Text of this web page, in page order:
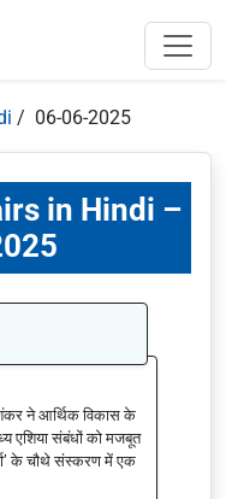
/ 06-06-2025
in Hindi –
ने आर्थिक विकास के
एशिया संबंधों को मजबूत
के चौथे संस्करण में एक